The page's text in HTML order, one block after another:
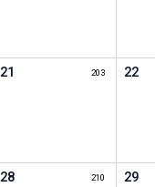
21 203 22
28 210 29